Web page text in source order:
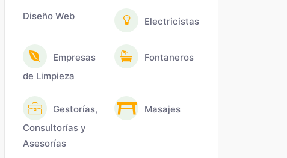
Diseño Web Electricistas
Empresas
de Limpieza
Fontaneros
Gestorías,
Consultorías y
Asesorías
Masajes